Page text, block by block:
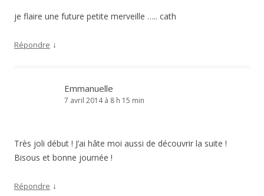
je flaire une future petite merveille ….. cath
Répondre ↓
Emmanuelle
7 avril 2014 à 8 h 15 min
Très joli début ! J’ai hâte moi aussi de découvrir la suite !
Bisous et bonne journée !
Répondre ↓